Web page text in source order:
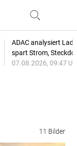
ADAC analysiert
spart Strom,
07.08.2026, 09:47
11 Bilder